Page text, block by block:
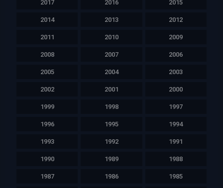
2017 2016 2015
2014 2013 2012
2011 2010 2009
2008 2007 2006
2005 2004 2003
2002 2001 2000
1999 1998 1997
1996 1995 1994
1993 1992 1991
1990 1989 1988
1987 1986 1985